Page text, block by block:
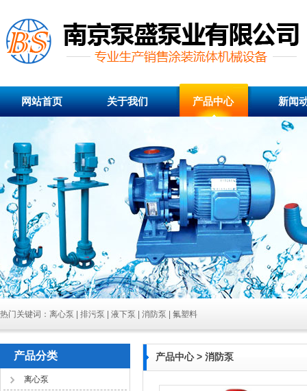
网站首页 关于我们 产品中心 新闻
热门关键词：离心泵 | 排污泵 | 液下泵 | 消防泵 | 氟塑料
产品分类
离心泵
产品中心> 消防泵